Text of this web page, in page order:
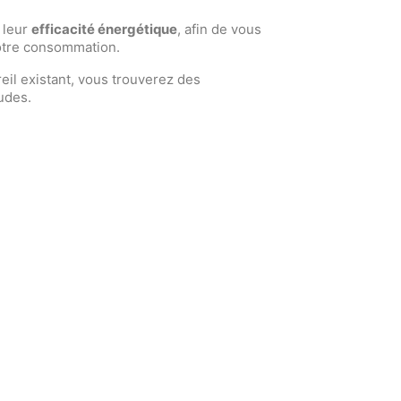
efficacité énergétique, afin de vous
consommation.
existant, vous trouverez des